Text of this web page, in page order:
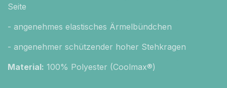
Seite
- angenehmes elastisches Ärmelbündchen
- angenehmer schützender hoher Stehkragen
Material: 100% Polyester (Coolmax®)